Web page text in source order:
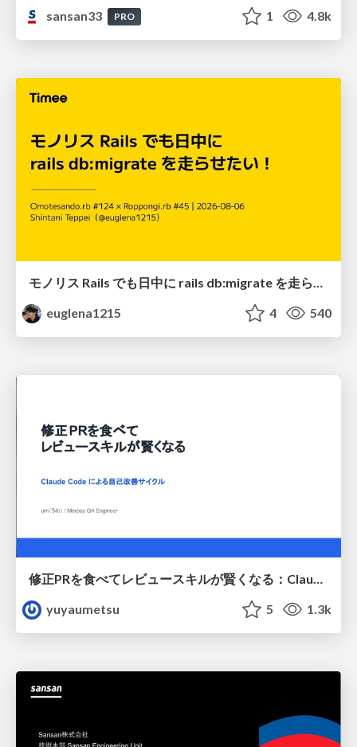
sansan33
PRO 1 4.8k
euglena1215
4 540
修正PRを食べてレビュースキルが賢くなる：Claude Codeによる自己改善サイクル
yuyaumetsu
5 1.3k